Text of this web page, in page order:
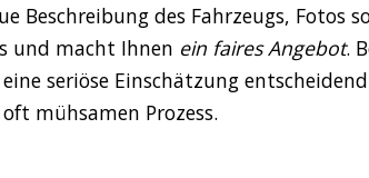
Beschreibung des Fahrzeugs, Fotos
und macht Ihnen ein faires Angebot.
seriöse Einschätzung
mühsamen Prozess.